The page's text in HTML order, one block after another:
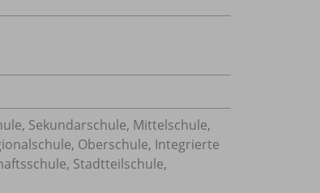
Sekundarschule, Mittelschule,
Oberschule, Integrierte
Stadtteilschule,